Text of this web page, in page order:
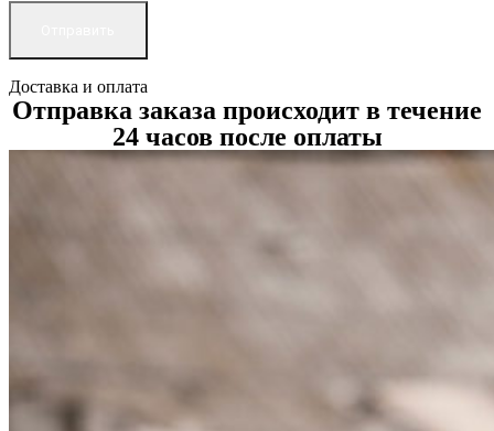
Доставка и оплата
Отправка заказа происходит в течение
24 часов после оплаты